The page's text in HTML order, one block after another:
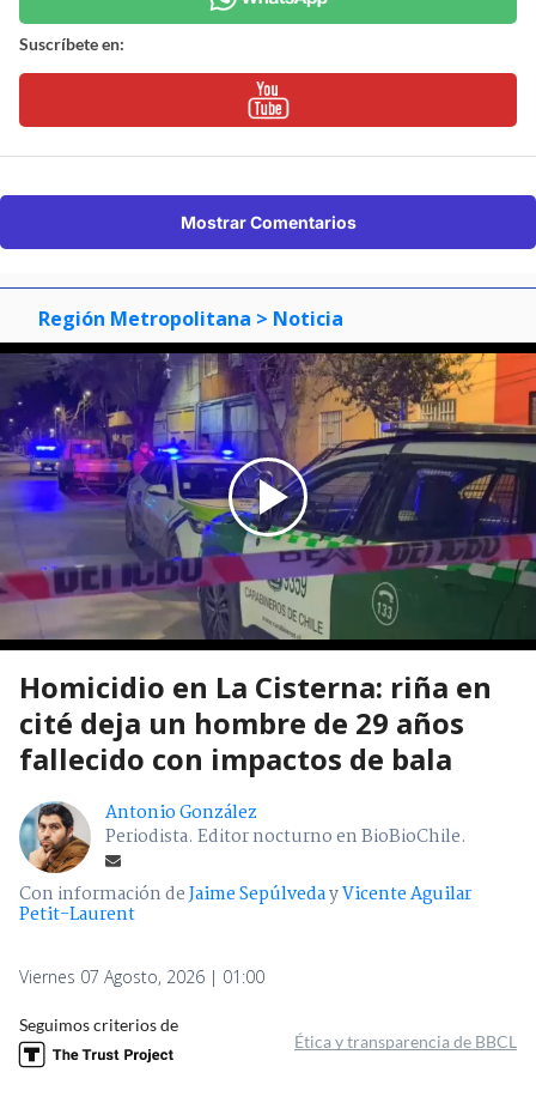
Suscríbete en:
Mostrar Comentarios
Región Metropolitana > Noticia
Homicidio en La Cisterna: riña en
cité deja un hombre de 29 años
fallecido con impactos de bala
Antonio González
Periodista. Editor nocturno en BioBioChile.
Con información deJaime SepúlvedayVicente Aguilar
Petit-Laurent
Viernes 07 Agosto, 2026 | 01:00
Seguimos criterios de
Ética y transparencia de BBCL